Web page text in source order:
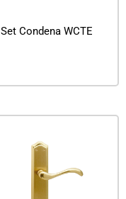
Set Condena WCTE